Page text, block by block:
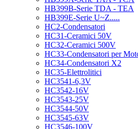
HB399B-Serie TDA - TEA
HB399E-Serie U~Z.....
HC2-Condensatori
HC31-Ceramici 50V
HC32-Ceramici 500V
HC33-Condensatori per
HC34-Condensatori X2
HC35-Elettrolitici
HC3541-6,3V
HC3542-16V
HC3543-25V
HC3544-50V
HC3545-63V
HC3546-100V